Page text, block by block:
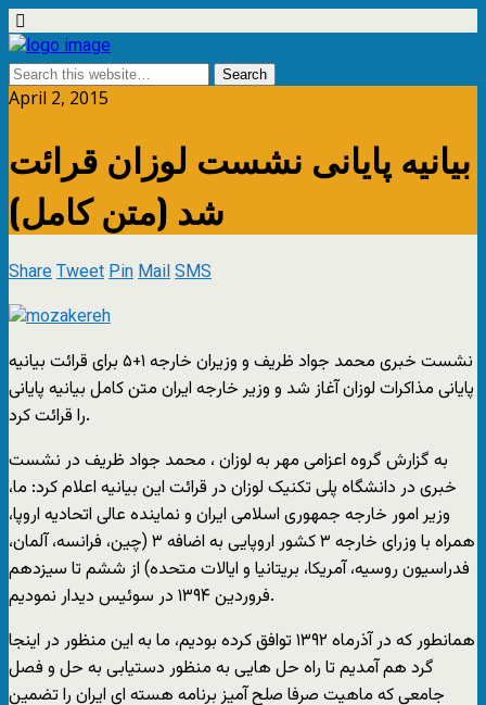
April 2, 2015
بیانیه پایانی نشست لوزان قرائت
شد (متن کامل)
ShareTweetPinMailSMS
نشست خبری محمد جواد ظریف و وزیران خارجه ۱+۵ برای قرائت بیانیه
پایانی مذاکرات لوزان آغاز شد و وزیر خارجه ایران متن کامل بیانیه پایانی
را قرائت کرد.
به گزارش گروه اعزامی مهر به لوزان ، محمد جواد ظریف در نشست
خبری در دانشگاه پلی تکنیک لوزان در قرائت این بیانیه اعلام کرد: ما،
وزیر امور خارجه جمهوری اسلامی ایران و نماینده عالی اتحادیه اروپا،
همراه با وزرای خارجه ۳ کشور اروپایی به اضافه ۳ (چین، فرانسه، آلمان،
فدراسیون روسیه، آمریکا، بریتانیا و ایالات متحده) از ششم تا سیزدهم
فروردین ۱۳۹۴ در سوئیس دیدار نمودیم.
همانطور که در آذرماه ۱۳۹۲ توافق کرده بودیم، ما به این منظور در اینجا
گرد هم آمدیم تا راه حل هایی به منظور دستیابی به حل و فصل
جامعی که ماهیت صرفا صلح آمیز برنامه هسته ای ایران را تضمین